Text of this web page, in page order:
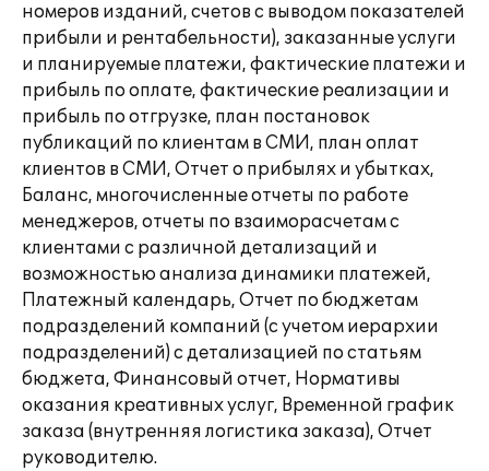
номеров изданий, счетов с выводом показателей
прибыли и рентабельности), заказанные услуги
и планируемые платежи, фактические платежи и
прибыль по оплате, фактические реализации и
прибыль по отгрузке, план постановок
публикаций по клиентам в СМИ, план оплат
клиентов в СМИ, Отчет о прибылях и убытках,
Баланс, многочисленные отчеты по работе
менеджеров, отчеты по взаиморасчетам с
клиентами с различной детализаций и
возможностью анализа динамики платежей,
Платежный календарь, Отчет по бюджетам
подразделений компаний (с учетом иерархии
подразделений) с детализацией по статьям
бюджета, Финансовый отчет, Нормативы
оказания креативных услуг, Временной график
заказа (внутренняя логистика заказа), Отчет
руководителю.